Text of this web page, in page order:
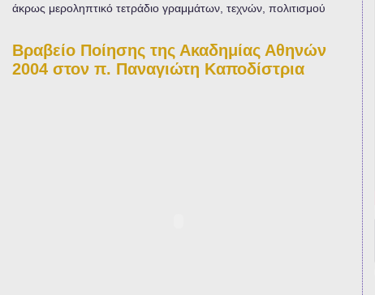
άκρως μεροληπτικό τετράδιο γραμμάτων, τεχνών, πολιτισμού
Βραβείο Ποίησης της Ακαδημίας Αθηνών
2004 στον π. Παναγιώτη Καποδίστρια